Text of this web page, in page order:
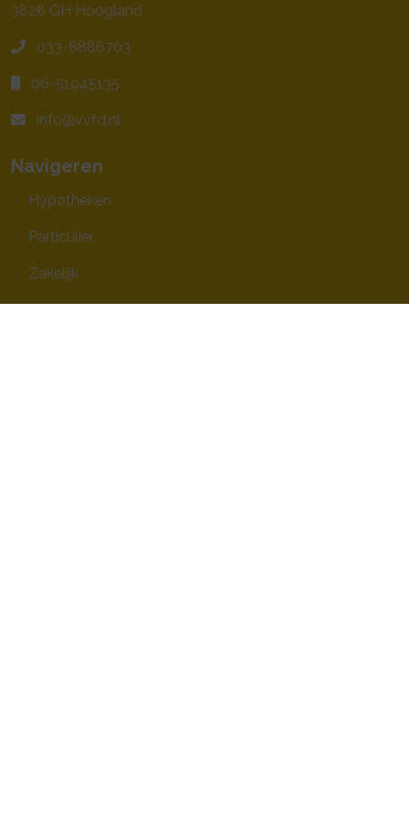
3828 GH Hoogland
033-8886703
06-51945135
info@vvfd.nl
Navigeren
Hypotheken
Particulier
Zakelijk
Geldzaken